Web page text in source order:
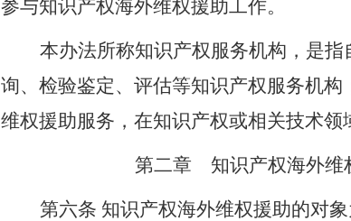
参与知识产权海外维权援助工作。
本办法所称知识产权服务机构，是
询、检验鉴定、评估等知识产权服务机
维权援助服务，在知识产权或相关技术领
第二章 知识产权海外维
第六条 知识产权海外维权援助的对象